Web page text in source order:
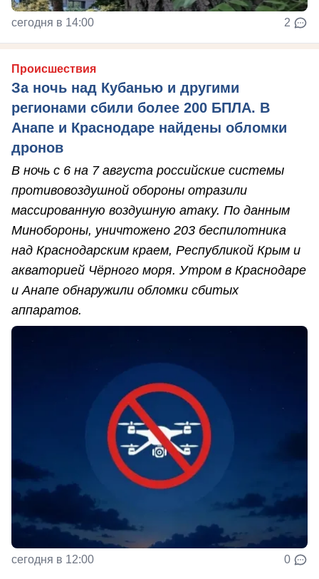
сегодня в 14:00 2
Происшествия
За ночь над Кубанью и другими
регионами сбили более 200 БПЛА. В
Анапе и Краснодаре найдены обломки
дронов
В ночь с 6 на 7 августа российские системы
противовоздушной обороны отразили
массированную воздушную атаку. По данным
Минобороны, уничтожено 203 беспилотника
над Краснодарским краем, Республикой Крым и
акваторией Чёрного моря. Утром в Краснодаре
и Анапе обнаружили обломки сбитых
аппаратов.
сегодня в 12:00 0